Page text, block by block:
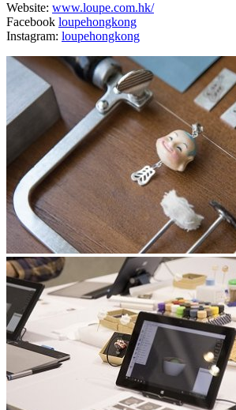
Website: www.loupe.com.hk/
Facebook loupehongkong
Instagram: loupehongkong